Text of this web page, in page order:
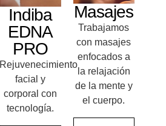
Masajes
Trabajamos
con masajes
enfocados a
la relajación
de la mente y
el cuerpo.
Indiba
EDNA
PRO
Rejuvenecimiento
facial y
corporal con
tecnología.